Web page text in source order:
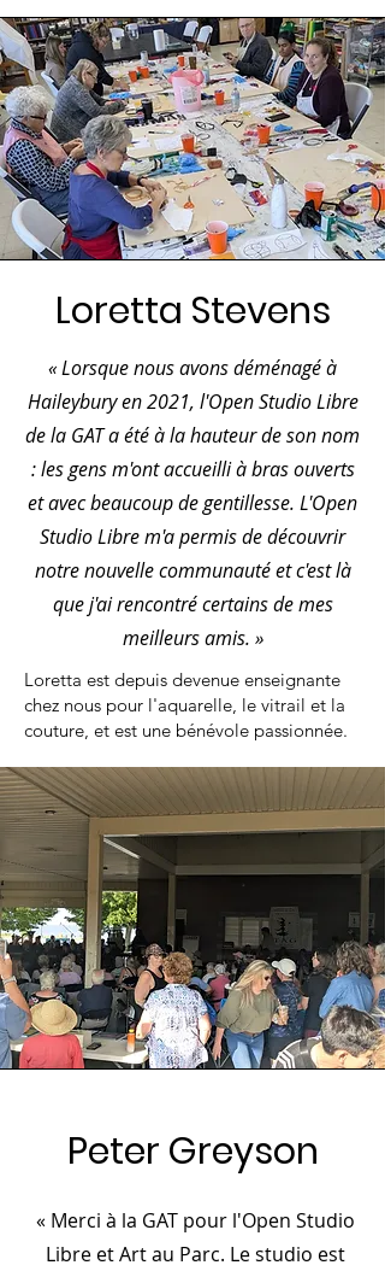
Loretta Stevens
« Lorsque nous avons déménagé à
Haileybury en 2021, l'Open Studio Libre
de la GAT a été à la hauteur de son nom
: les gens m'ont accueilli à bras ouverts
et avec beaucoup de gentillesse. L'Open
Studio Libre m'a permis de découvrir
notre nouvelle communauté et c'est là
que j'ai rencontré certains de mes
meilleurs amis. »
Loretta est depuis devenue enseignante
chez nous pour l'aquarelle, le vitrail et la
couture, et est une bénévole passionnée.
Peter Greyson
« Merci à la GAT pour l'Open Studio
Libre et Art au Parc. Le studio est